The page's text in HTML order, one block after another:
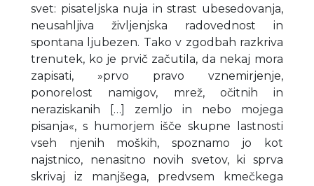
svet: pisateljska nuja in strast ubesedovanja,
neusahljiva življenjska radovednost in
spontana ljubezen. Tako v zgodbah razkriva
trenutek, ko je prvič začutila, da nekaj mora
zapisati, »prvo pravo vznemirjenje,
ponorelost namigov, mrež, očitnih in
neraziskanih […] zemljo in nebo mojega
pisanja«, s humorjem išče skupne lastnosti
vseh njenih moških, spoznamo jo kot
najstnico, nenasitno novih svetov, ki sprva
skrivaj iz manjšega, predvsem kmečkega